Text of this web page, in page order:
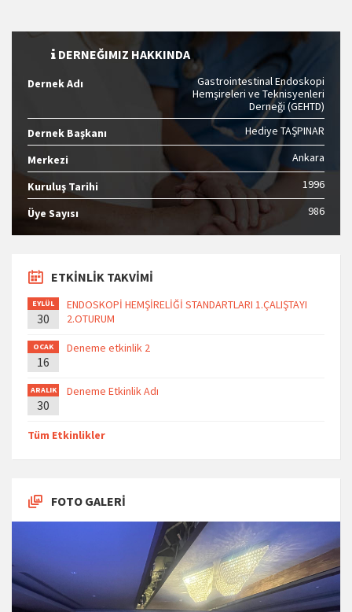
DERNEĞIMIZ HAKKINDA
Dernek Adı
Gastrointestinal Endoskopi
Hemşireleri ve Teknisyenleri
Derneği (GEHTD)
Dernek Başkanı
Hediye TAŞPINAR
Merkezi Ankara
Kuruluş Tarihi 1996
Üye Sayısı 986
ETKİNLİK TAKVİMİ
EYLÜL
30
ENDOSKOPİ HEMŞİRELİĞİ STANDARTLARI 1.ÇALIŞTAYI
2.OTURUM
OCAK
16
Deneme etkinlik 2
ARALIK
30
Deneme Etkinlik Adı
Tüm Etkinlikler
FOTO GALERİ